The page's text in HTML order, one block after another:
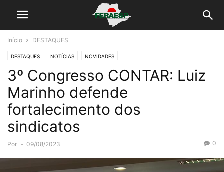
Início DESTAQUES
DESTAQUES NOTÍCIAS NOVIDADES
3º Congresso CONTAR: Luiz
Marinho defende
fortalecimento dos
sindicatos
Por - 09/08/2023 0